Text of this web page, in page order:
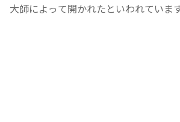
大師によって開かれたといわれていま